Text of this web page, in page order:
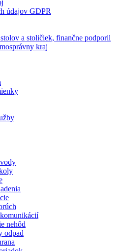
údajov GDPR
a stoličiek, finančne podporil
kraj
nehôd
odpad